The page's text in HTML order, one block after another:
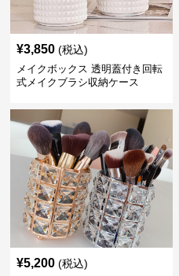
¥3,850 (税込)
メイクボックス 透明蓋付き回転
式メイクブラシ収納ケース
¥5,200 (税込)